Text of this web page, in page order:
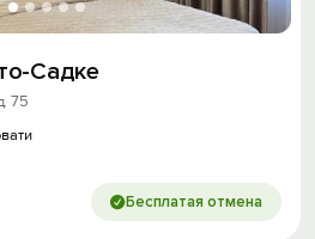
Садке
75
Бесплатая отмена